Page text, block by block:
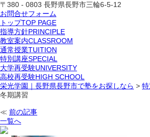
〒380 - 0803 長野県長野市三輪6-5-12
お問合せフォーム
トップTOP PAGE
指導方針PRINCIPLE
教室案内CLASSROOM
通常授業TUITION
特別講座SPECIAL
大学再受験UNIVERSITY
高校再受験HIGH SCHOOL
栄光学園｜長野県長野市で塾をお探しなら >
冬期講習
≪ 前の記事
一覧へ